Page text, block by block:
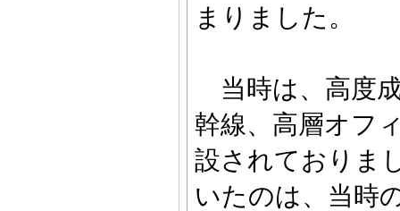
まりました。
当時は、高度
幹線、高層オフ
設されておりま
いたのは、当時